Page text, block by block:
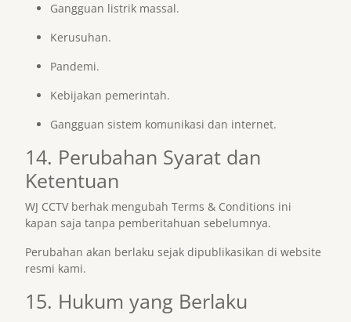
Gangguan listrik massal.
Kerusuhan.
Pandemi.
Kebijakan pemerintah.
Gangguan sistem komunikasi dan internet.
14. Perubahan Syarat dan
Ketentuan
WJ CCTV berhak mengubah Terms & Conditions ini
kapan saja tanpa pemberitahuan sebelumnya.
Perubahan akan berlaku sejak dipublikasikan di website
resmi kami.
15. Hukum yang Berlaku